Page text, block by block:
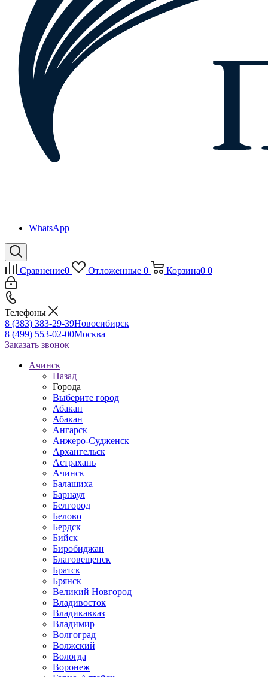
WhatsApp
Сравнение0 Отложенные 0 Корзина0 0
Телефоны
8 (383) 383-29-39Новосибирск
8 (499) 553-02-00Москва
Заказать звонок
Ачинск
Назад
Города
Выберите город
Абакан
Абакан
Ангарск
Анжеро-Судженск
Архангельск
Астрахань
Ачинск
Балашиха
Барнаул
Белгород
Белово
Бердск
Бийск
Биробиджан
Благовещенск
Братск
Брянск
Великий Новгород
Владивосток
Владикавказ
Владимир
Волгоград
Волжский
Вологда
Воронеж